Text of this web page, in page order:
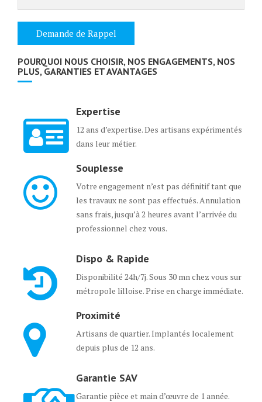
POURQUOI NOUS CHOISIR, NOS ENGAGEMENTS, NOS
PLUS, GARANTIES ET AVANTAGES
Expertise
12 ans d’expertise. Des artisans expérimentés
dans leur métier.
Souplesse
Votre engagement n’est pas définitif tant que
les travaux ne sont pas effectués. Annulation
sans frais, jusqu’à 2 heures avant l’arrivée du
professionnel chez vous.
Dispo & Rapide
Disponibilité 24h/7j. Sous 30 mn chez vous sur
métropole lilloise. Prise en charge immédiate.
Proximité
Artisans de quartier. Implantés localement
depuis plus de 12 ans.
Garantie SAV
Garantie pièce et main d’œuvre de 1 année.